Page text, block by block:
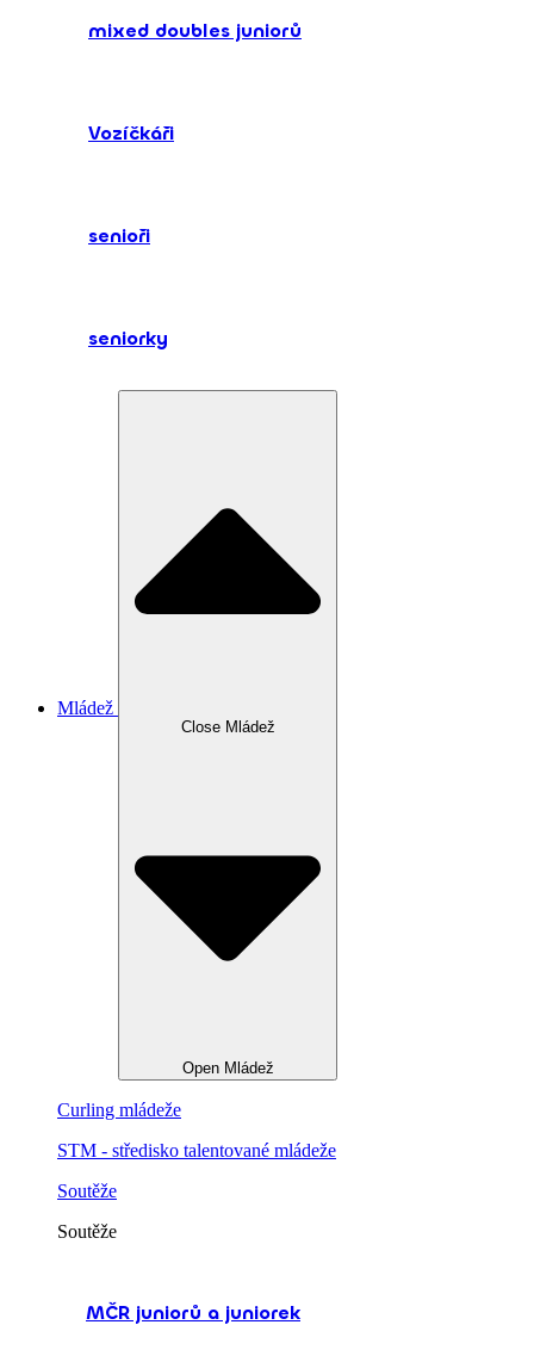
mixed doubles juniorů
Vozíčkáři
senioři
seniorky
Mládež
Close Mládež
Open Mládež
Curling mládeže
STM - středisko talentované mládeže
Soutěže
Soutěže
MČR juniorů a juniorek